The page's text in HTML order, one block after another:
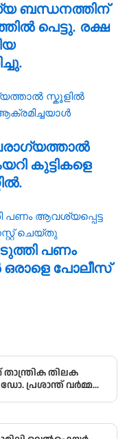
ബന്ധനത്തിന്
പെട്ടു. രക്ഷ
കുട്ടികളെ
പണം
പോലീസ്
തിലക
പ്രശാന്ത് വർമ്മക്ക്